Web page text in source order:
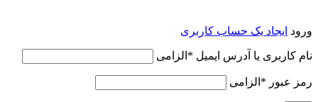
ورود ایجاد یک حساب کاربری
نام کاربری یا آدرس ایمیل * الزامی
رمز عبور * الزامی